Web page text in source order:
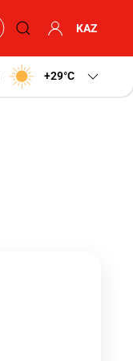
KAZ
+29 C